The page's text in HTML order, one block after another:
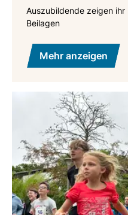
Auszubildende zeigen
Beilagen
Mehr anzeigen